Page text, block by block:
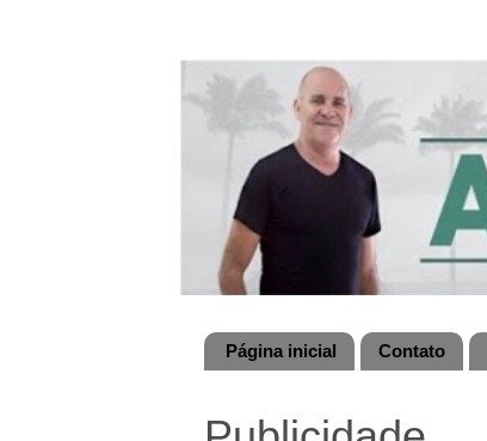
Página inicial Contato